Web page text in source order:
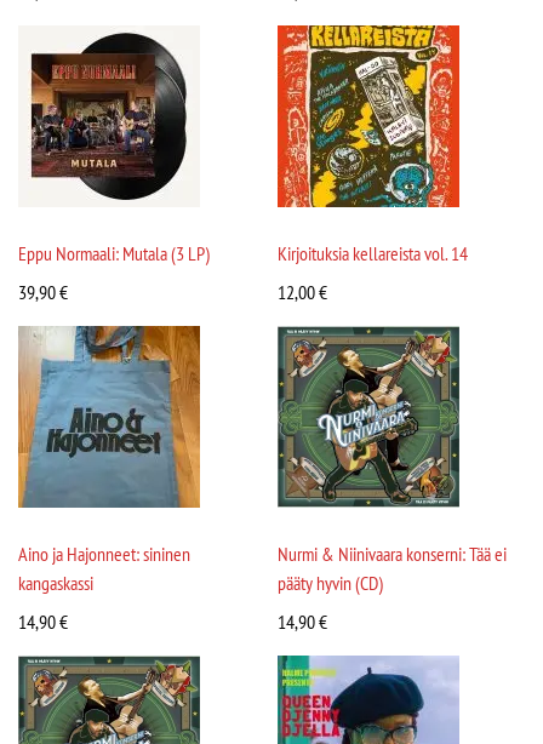
Eppu Normaali: Mutala (3 LP)
39,90€
Kirjoituksia kellareista vol. 14
12,00€
Aino ja Hajonneet: sininen
kangaskassi
14,90€
Nurmi & Niinivaara konserni: Tää ei
pääty hyvin (CD)
14,90€